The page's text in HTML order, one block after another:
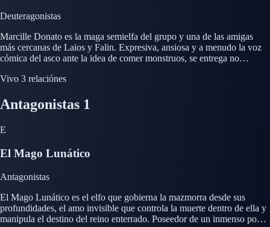
Deuteragonistas
Marcille Donato es la maga semielfa del grupo y una de las amigas
más cercanas de Laios y Falin. Expresiva, ansiosa y a menudo la voz
cómica del asco ante la idea de comer monstruos, se entrega no
magia, Marcille se especializa en el arte prohibido de la resurrección y
tan valioso como peligroso. Su calidez emocional ancla al grupo, pero
su profundo miedo a perder a las personas que ama la empuja hacia la
torno al verdadero poder de la mazmorra y a su tentadora promesa de
Vivo 3 relaciónes
Antagonistas 1
E
El Mago Lunático
Antagonistas
El Mago Lunático es el elfo que gobierna la mazmorra desde sus
profundidades, el amo invisible que controla la muerte dentro de ella y
manipula el destino del reino enterrado. Poseedor de un inmenso poder